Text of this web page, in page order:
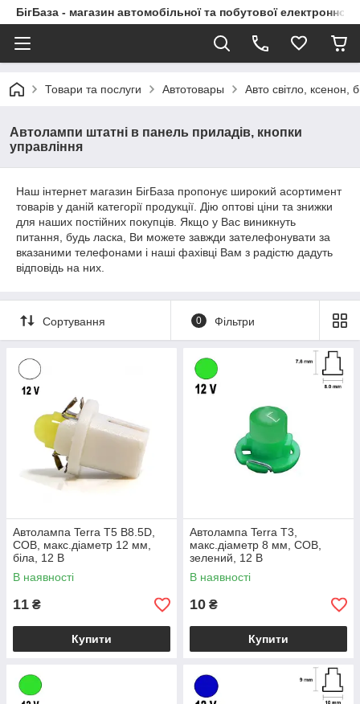
БігБаза - магазин автомобільної та побутової електронної
Товари та послуги Автотовары Авто світло, ксенон,
Автолампи штатні в панель приладів, кнопки
управління
Наш інтернет магазин БігБаза пропонує широкий асортимент
товарів у даній категорії продукції. Дію оптові ціни та знижки
для наших постійних покупців. Якщо у Вас виникнуть
питання, будь ласка, Ви можете завжди зателефонувати за
вказаними телефонами і наші фахівці Вам з радістю дадуть
відповідь на них.
Сортування 0 Фільтри
Автолампа Terra T5 B8.5D,
COB, макс.діаметр 12 мм,
біла, 12 В
В наявності
11 ₴
Купити
Автолампа Terra T3,
макс.діаметр 8 мм, COB,
зелений, 12 В
В наявності
10 ₴
Купити